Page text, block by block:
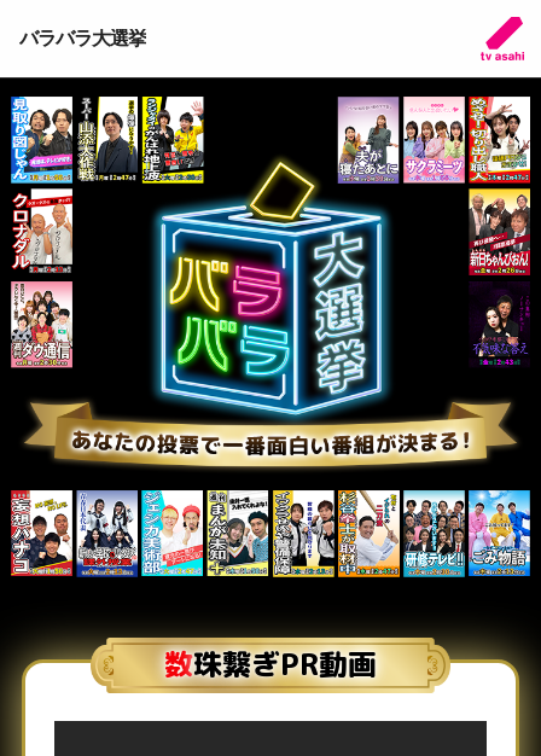
バラバラ大選挙
数珠繋ぎPR動画